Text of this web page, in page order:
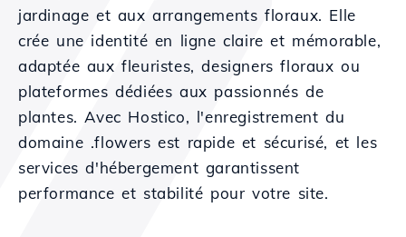
jardinage et aux arrangements floraux. Elle
crée une identité en ligne claire et mémorable,
adaptée aux fleuristes, designers floraux ou
plateformes dédiées aux passionnés de
plantes. Avec Hostico, l'enregistrement du
domaine .flowers est rapide et sécurisé, et les
services d'hébergement garantissent
performance et stabilité pour votre site.